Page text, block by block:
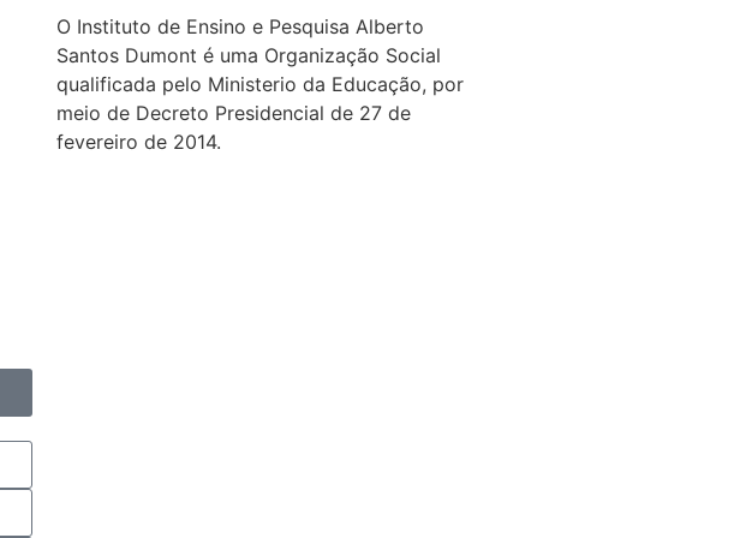
O Instituto de Ensino e Pesquisa Alberto
Santos Dumont é uma Organização Social
qualificada pelo Ministerio da Educação, por
meio de Decreto Presidencial de 27 de
fevereiro de 2014.